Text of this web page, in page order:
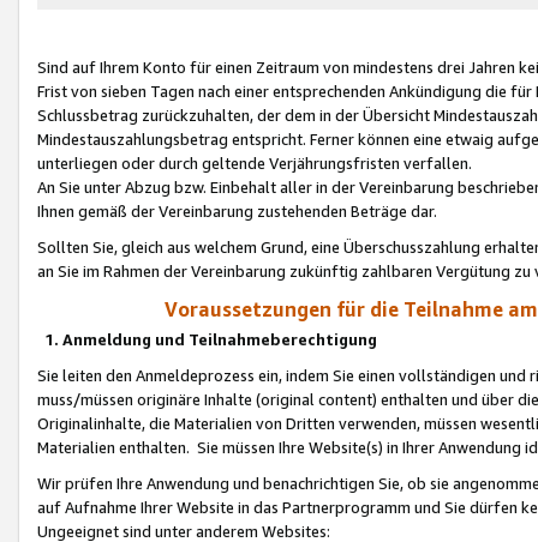
Sind auf Ihrem Konto für einen Zeitraum von mindestens drei Jahren
Frist von sieben Tagen nach einer entsprechenden Ankündigung die
Schlussbetrag zurückzuhalten, der dem in der Übersicht
Mindestauszahlungsbetrag entspricht. Ferner können eine etwaig
unterliegen oder durch geltende Verjährungsfristen verfallen.
An Sie unter Abzug bzw. Einbehalt aller in der Vereinbarung
Ihnen gemäß der Vereinbarung zustehenden Beträge dar.
Sollten Sie, gleich aus welchem Grund, eine Überschusszahlung
an Sie im Rahmen der Vereinbarung zukünftig zahlbaren Vergütung zu
Voraussetzungen für die Teilnahme
1. Anmeldung und Teilnahmeberechtigung
Sie leiten den Anmeldeprozess ein, indem Sie einen vollständigen
muss/müssen originäre Inhalte (original content) enthalten und über
Originalinhalte, die Materialien von Dritten verwenden, müssen
Materialien enthalten. Sie müssen Ihre Website(s) in Ihrer Anwendung
Wir prüfen Ihre Anwendung und benachrichtigen Sie, ob sie
auf Aufnahme Ihrer Website in das Partnerprogramm und Sie dürfen
Ungeeignet sind unter anderem Websites: